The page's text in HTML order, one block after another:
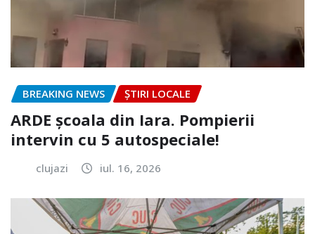
BREAKING NEWS ȘTIRI LOCALE
ARDE școala din Iara. Pompierii
intervin cu 5 autospeciale!
clujazi iul. 16, 2026